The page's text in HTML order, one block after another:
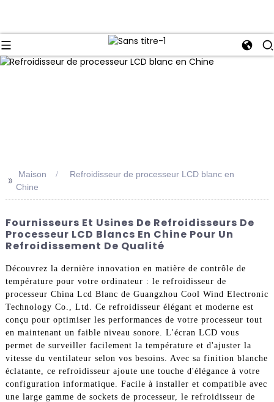
>> Maison
Refroidisseur de processeur LCD blanc en
Chine
Fournisseurs Et Usines De Refroidisseurs De
Processeur LCD Blancs En Chine Pour Un
Refroidissement De Qualité
Découvrez la dernière innovation en matière de contrôle de
température pour votre ordinateur : le refroidisseur de
processeur China Lcd Blanc de Guangzhou Cool Wind Electronic
Technology Co., Ltd. Ce refroidisseur élégant et moderne est
conçu pour optimiser les performances de votre processeur tout
en maintenant un faible niveau sonore. L'écran LCD vous
permet de surveiller facilement la température et d'ajuster la
vitesse du ventilateur selon vos besoins. Avec sa finition blanche
éclatante, ce refroidisseur ajoute une touche d'élégance à votre
configuration informatique. Facile à installer et compatible avec
une large gamme de sockets de processeur, le refroidisseur de